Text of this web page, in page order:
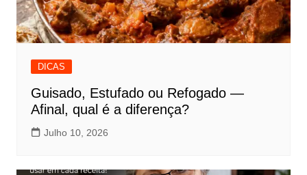
DICAS
Guisado, Estufado ou Refogado —
Afinal, qual é a diferença?
Julho 10, 2026